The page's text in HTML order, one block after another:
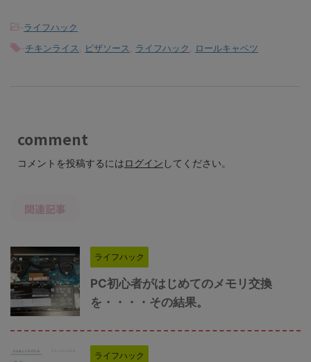
ライフハック
チキンライス ピザソース ライフハック ロールキャベツ
comment
コメントを投稿するにはログイン してください。
関連記事
ライフハック
PC初心者がはじめてのメモリ交換
を・・・・その結果。
ライフハック